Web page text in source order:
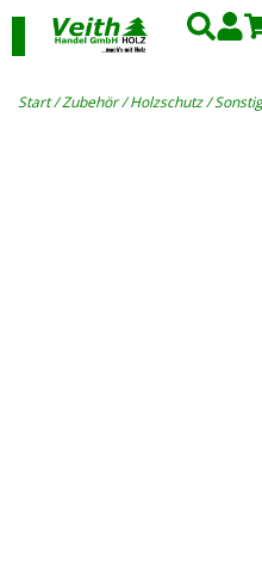
Start/Zubehör/Holzschutz/